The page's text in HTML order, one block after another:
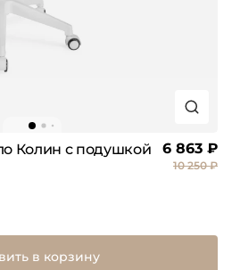
Колин с подушкой
6 863 ₽
10 250 ₽
в корзину